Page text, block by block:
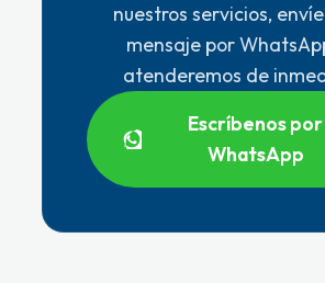
nuestros servicios,
mensaje por
atenderemos de
Escríbenos por
WhatsApp